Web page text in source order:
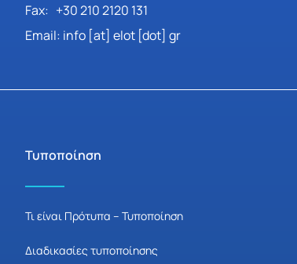
Fax: +30 210 2120 131
Email: info [at] elot [dot] gr
Τυποποίηση
Τι είναι Πρότυπα – Τυποποίηση
Διαδικασίες τυποποίησης